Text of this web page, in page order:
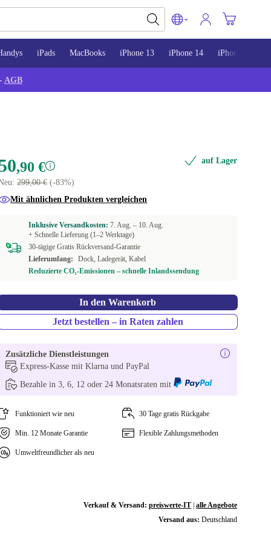
iPads MacBooks iPhone 13 iPhone 14 iPhone 15
AGB
,90 €
299,00 €(-83%)
auf Lager
Mit ähnlichen Produkten vergleichen
Inklusive Versandkosten:7. Aug. – 10. Aug.
+ Schnelle Lieferung (1–2 Werktage)
30-tägige Gratis Rückversand-Garantie
Lieferumfang:
Dock, Ladegerät, Kabel
Reduzierte CO₂-Emissionen – schnelle Inlandssendung
In den Warenkorb
Jetzt bestellen – in Raten zahlen
Zusätzliche Dienstleistungen
Express-Kasse mit Klarna und PayPal
Bezahle in 3, 6, 12 oder 24 Monatsraten mit
Funktioniert wie neu 30 Tage gratis Rückgabe
Min. 12 Monate Garantie Flexible Zahlungsmethoden
Umweltfreundlicher als neu
Verkauf & Versand: preiswerte-IT| alle Angebote
Versand aus: Deutschland